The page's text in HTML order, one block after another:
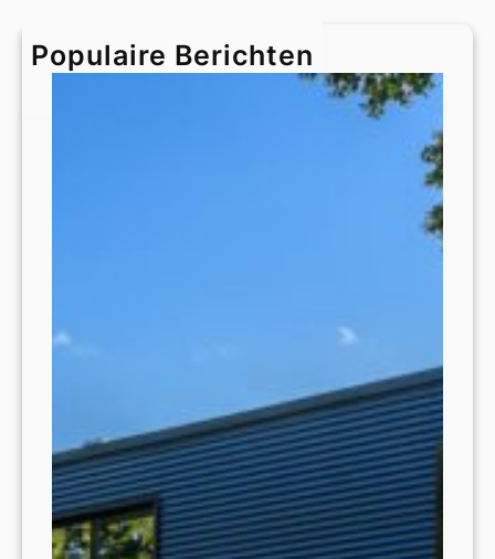
h
Populaire Berichten